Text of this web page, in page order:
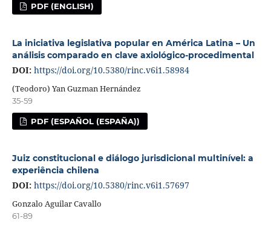
PDF (ENGLISH)
La iniciativa legislativa popular en América Latina – Un
análisis comparado en clave axiológico-procedimental
DOI: https://doi.org/10.5380/rinc.v6i1.58984
(Teodoro) Yan Guzman Hernández
35-59
PDF (ESPAÑOL (ESPAÑA))
Juiz constitucional e diálogo jurisdicional multinível: a
experiência chilena
DOI: https://doi.org/10.5380/rinc.v6i1.57697
Gonzalo Aguilar Cavallo
61-89